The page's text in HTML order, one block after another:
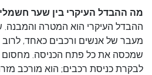
מה ההבדל העיקרי בין שער
ההבדל העיקרי הוא המטרה והמבנה.
מעבר של אנשים ורכבים כאחד, לרוב
שמכסה את כל פתח הכניסה. מחסום
לבקרת כניסת רכבים; הוא מורכב